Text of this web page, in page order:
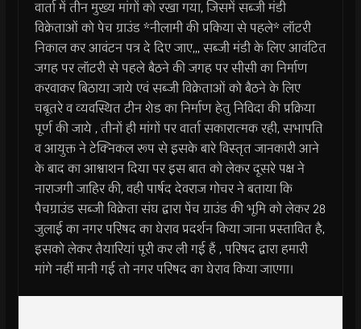
वार्ता में तीन मुख्य मांगों को रखा गया, जिसमें सब्जी मंडी
विक्रेताओं को पेच ग्राउंड *नीलामी की प्रकिया से पहले* लॉटरी
निकाल कर आवंटन पत्र दे दिए जाए,,, सब्जी मंडी के लिए आवंटित
जगह पर लॉटरी से पहले बैठने की जगह पर सीसी का निर्माण
करवाकर बिठाया जाये एवं सब्जी विक्रेताओं को बैठने के लिए
चबूतरे व व्यवस्थित टीन शेड का निर्माण हेतु निविदा की प्रक्रिया
पूर्ण की जाये , तीनों ही मांगों पर वार्ता सकारात्मक रही, सभापति
व आयुक्त ने टेक्निकल रूप से इसके बारे विस्तृत जानकारी आने
के बाद का आश्वाशन दिया पर इस बात को लेकर दूसरे पक्ष ने
नाराजगी जाहिर की, वही पार्षद देवराज गोचर ने बताया कि
पैचग्राउंड सब्जी विक्रेता संघ द्वारा पेंच ग्राउंड की भूमि को लेकर 28
जुलाई का नगर परिषद का घेराव प्रदर्शन किया जाना प्रस्तावित है,
इसको लेकर तैयारियां पूरी कर ली गई हैं , परिषद द्वारा हमारी
मांगे नहीं मानी गई तो नगर परिषद का घेराव किया जाएगा।